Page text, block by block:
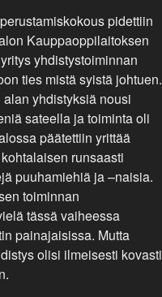
pidettiin
Kauppaoppilaitoksen
yhdistystoiminnan
ties mistä syistä johtuen.
yhdistyksiä nousi
sateella ja toiminta oli
päätettiin yrittää
runsaasti
puuhamiehiä ja –naisia.
toiminnan
tässä vaiheessa
painajaisissa. Mutta
olisi ilmeisesti kovasti